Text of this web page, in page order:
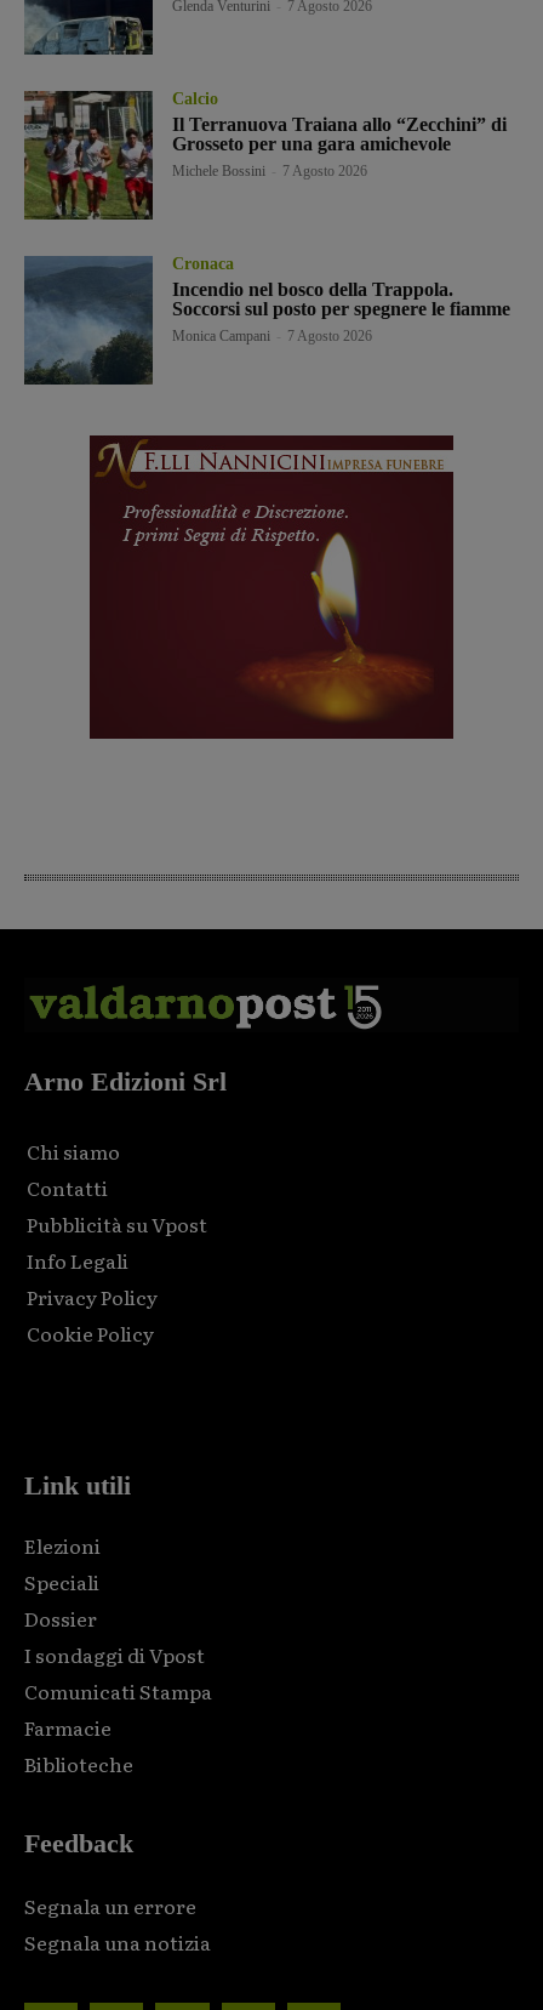
Glenda Venturini 7 Agosto 2026
Calcio
Il Terranuova Traiana allo “Zecchini” di
Grosseto per una gara amichevole
Michele Bossini 7 Agosto 2026
Cronaca
Incendio nel bosco della Trappola.
Soccorsi sul posto per spegnere le fiamme
Monica Campani 7 Agosto 2026
Arno Edizioni Srl
Chi siamo
Contatti
Pubblicità su Vpost
Info Legali
Privacy Policy
Cookie Policy
Link utili
Elezioni
Speciali
Dossier
I sondaggi di Vpost
Comunicati Stampa
Farmacie
Biblioteche
Feedback
Segnala un errore
Segnala una notizia